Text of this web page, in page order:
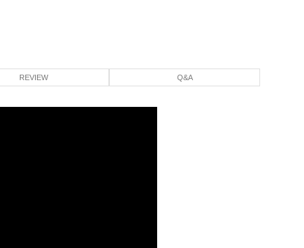
REVIEW Q&A